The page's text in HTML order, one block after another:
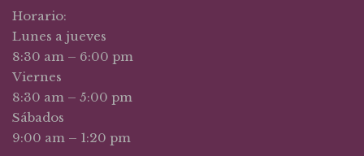
Horario:
Lunes a jueves
8:30 am – 6:00 pm
Viernes
8:30 am – 5:00 pm
Sábados
9:00 am – 1:20 pm